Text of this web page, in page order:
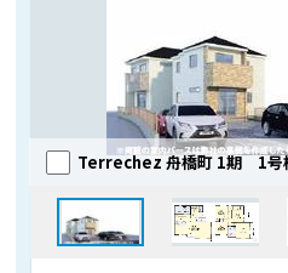
Terrechez 舟橋町 1期 1号